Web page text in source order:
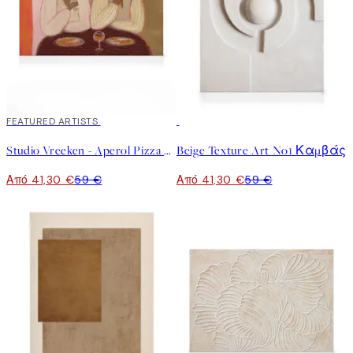
30%*
FEATURED ARTISTS
Studio Vreeken - Aperol Pizza Party Καμβάς
Από 41,30 €59 €
Beige Texture Art No1 Καμβάς
Από 41,30 €59 €